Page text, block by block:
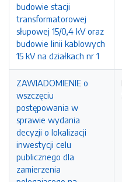
budowie stacji
transformatorowej
słupowej 15/0,4 kV oraz
budowie linii kablowych
15 kV na działkach nr 1
ZAWIADOMIENIE o
wszczęciu
postępowania w
sprawie wydania
decyzji o lokalizacji
inwestycji celu
publicznego dla
zamierzenia